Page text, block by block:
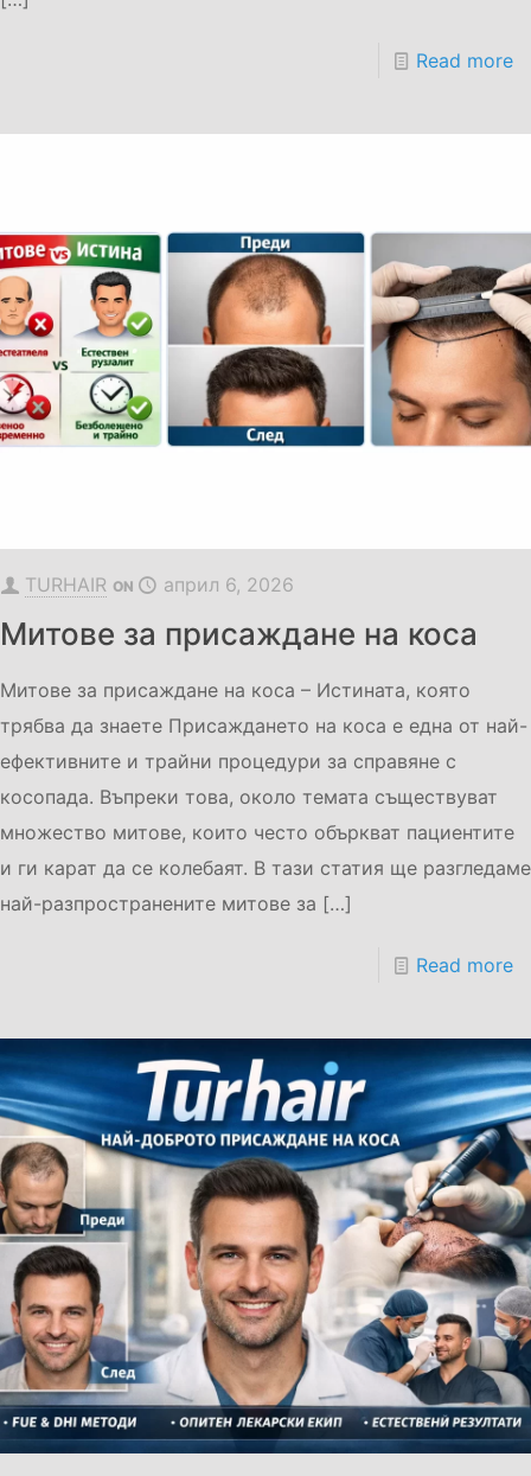
Read more
TURHAIR ON април 6, 2026
Митове за присаждане на коса
Митове за присаждане на коса – Истината, която
трябва да знаете Присаждането на коса е една от най-
ефективните и трайни процедури за справяне с
косопада. Въпреки това, около темата съществуват
множество митове, които често объркват пациентите
и ги карат да се колебаят. В тази статия ще разгледаме
най-разпространените митове за […]
Read more